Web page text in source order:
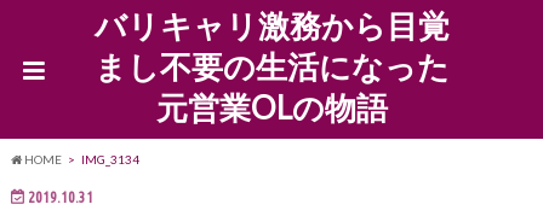
バリキャリ激務から目覚
まし不要の生活になった
元営業OLの物語
HOME IMG_3134
2019.10.31